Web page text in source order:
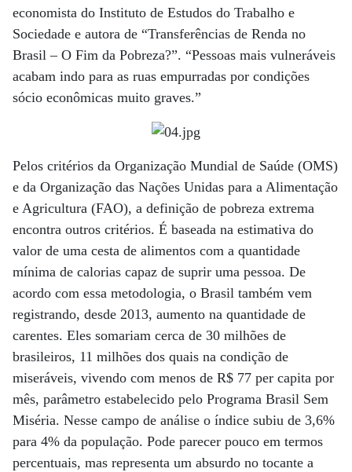
economista do Instituto de Estudos do Trabalho e
Sociedade e autora de “Transferências de Renda no
Brasil – O Fim da Pobreza?”. “Pessoas mais vulneráveis
acabam indo para as ruas empurradas por condições
sócio econômicas muito graves.”
Pelos critérios da Organização Mundial de Saúde (OMS)
e da Organização das Nações Unidas para a Alimentação
e Agricultura (FAO), a definição de pobreza extrema
encontra outros critérios. É baseada na estimativa do
valor de uma cesta de alimentos com a quantidade
mínima de calorias capaz de suprir uma pessoa. De
acordo com essa metodologia, o Brasil também vem
registrando, desde 2013, aumento na quantidade de
carentes. Eles somariam cerca de 30 milhões de
brasileiros, 11 milhões dos quais na condição de
miseráveis, vivendo com menos de R$ 77 per capita por
mês, parâmetro estabelecido pelo Programa Brasil Sem
Miséria. Nesse campo de análise o índice subiu de 3,6%
para 4% da população. Pode parecer pouco em termos
percentuais, mas representa um absurdo no tocante a